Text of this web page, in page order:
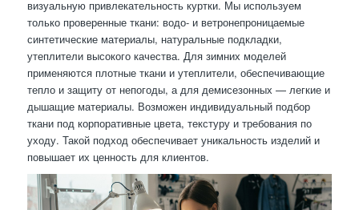
визуальную привлекательность куртки. Мы используем
только проверенные ткани: водо- и ветронепроницаемые
синтетические материалы, натуральные подкладки,
утеплители высокого качества. Для зимних моделей
применяются плотные ткани и утеплители, обеспечивающие
тепло и защиту от непогоды, а для демисезонных — легкие и
дышащие материалы. Возможен индивидуальный подбор
ткани под корпоративные цвета, текстуру и требования по
уходу. Такой подход обеспечивает уникальность изделий и
повышает их ценность для клиентов.